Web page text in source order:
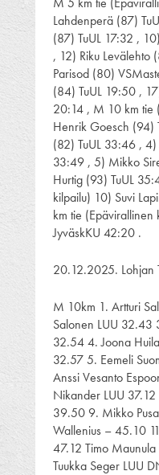
Lahdenperä (87)
(87) TuUL 17:32 ,
, 12) Riku
Parisod (80)
(84) TuUL 19:50 ,
20:14 , M 10 km tie
Henrik Goesch (94)
(82) TuUL 33:46 , 4)
33:49 , 5) Mikko
Hurtig (93) TuUL
kilpailu) 10) Suvi
km tie
JyväskKU 42:20 .
20.12.2025. Lohjan
M 10km 1. Artturi
Salonen LUU 32.43
32.54 4. Joona
32.57 5. Eemeli
Anssi Vesanto
Nikander LUU
39.50 9. Mikko
Wallenius – 45.10
47.12 Timo
Tuukka Seger LUU